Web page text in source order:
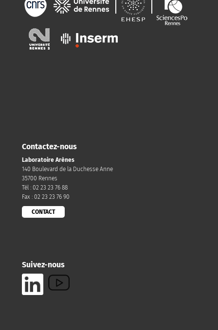
Contactez-nous
Laboratoire Arènes
140 Boulevard de la Duchesse Anne
35700 Rennes
Tél : 02 23 23 76 88
Fax : 02 23 23 76 90
CONTACT
Suivez-nous